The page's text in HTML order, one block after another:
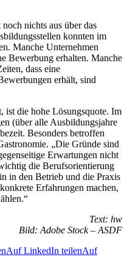
nichts aus über das
konnten im
Manche Unternehmen
Bewerbung erhalten. Manche
dass eine
erhält, sind
ist die hohe Lösungsquote. Im
(über alle Ausbildungsjahre
Besonders betroffen
„Die Gründe sind
Erwartungen nicht
die Berufsorientierung
in den Betrieb und die Praxis
Erfahrungen machen,
Text: hw
Bild: Adobe Stock – ASDF
Auf LinkedIn teilenAuf